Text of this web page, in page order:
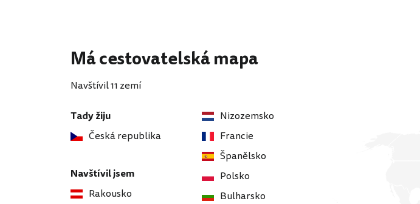
Má cestovatelská mapa
Navštívil 11 zemí
Tady žiju
Česká republika
Navštívil jsem
Rakousko
Nizozemsko
Francie
Španělsko
Polsko
Bulharsko